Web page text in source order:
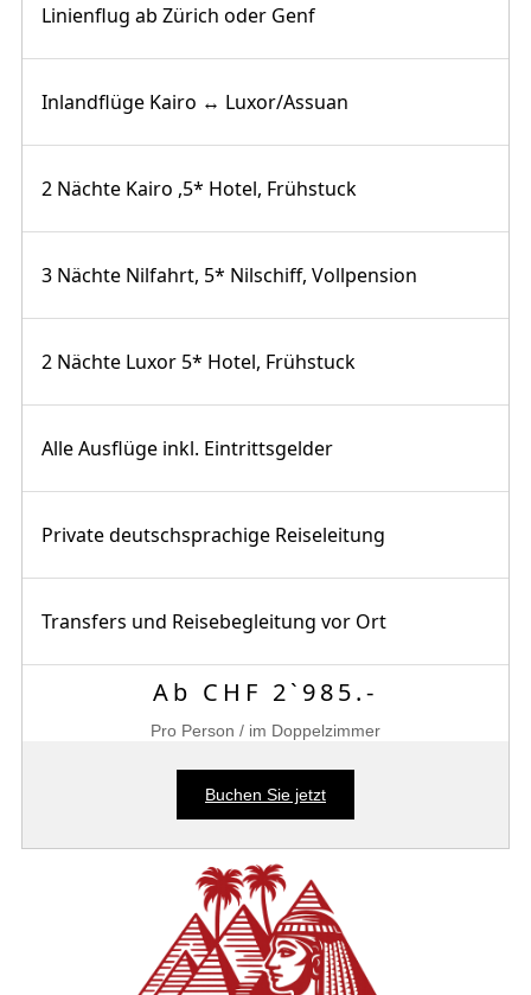
Linienflug ab Zürich oder Genf
Inlandflüge Kairo ↔ Luxor/Assuan
2 Nächte Kairo ,5* Hotel, Frühstuck
3 Nächte Nilfahrt, 5* Nilschiff, Vollpension
2 Nächte Luxor 5* Hotel, Frühstuck
Alle Ausflüge inkl. Eintrittsgelder
Private deutschsprachige Reiseleitung
Transfers und Reisebegleitung vor Ort
Ab CHF 2`985.-
Pro Person / im Doppelzimmer
Buchen Sie jetzt